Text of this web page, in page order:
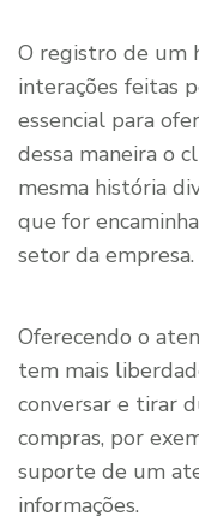
O registro de um
interações feitas
essencial para
dessa maneira o
mesma história
que for
setor da empresa.
Oferecendo o
tem mais
conversar e tirar
compras, por
suporte de um
informações.